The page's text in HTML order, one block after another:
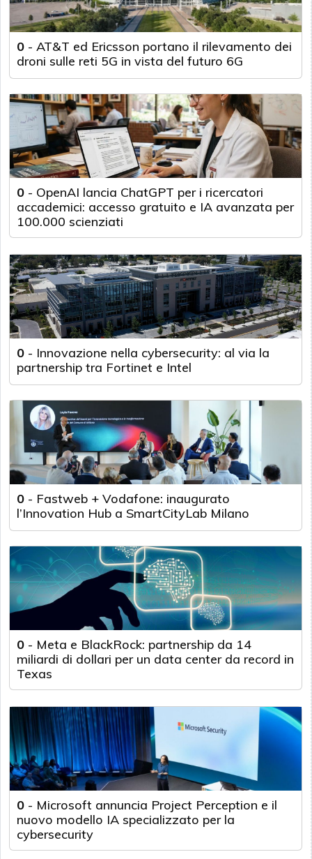
0 - AT&T ed Ericsson portano il rilevamento dei
droni sulle reti 5G in vista del futuro 6G
0 - OpenAI lancia ChatGPT per i ricercatori
accademici: accesso gratuito e IA avanzata per
100.000 scienziati
0 - Innovazione nella cybersecurity: al via la
partnership tra Fortinet e Intel
0 - Fastweb + Vodafone: inaugurato
l’Innovation Hub a SmartCityLab Milano
0 - Meta e BlackRock: partnership da 14
miliardi di dollari per un data center da record in
Texas
0 - Microsoft annuncia Project Perception e il
nuovo modello IA specializzato per la
cybersecurity